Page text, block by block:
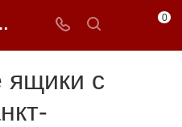
Петербурге | 0FFER 0
ящики с